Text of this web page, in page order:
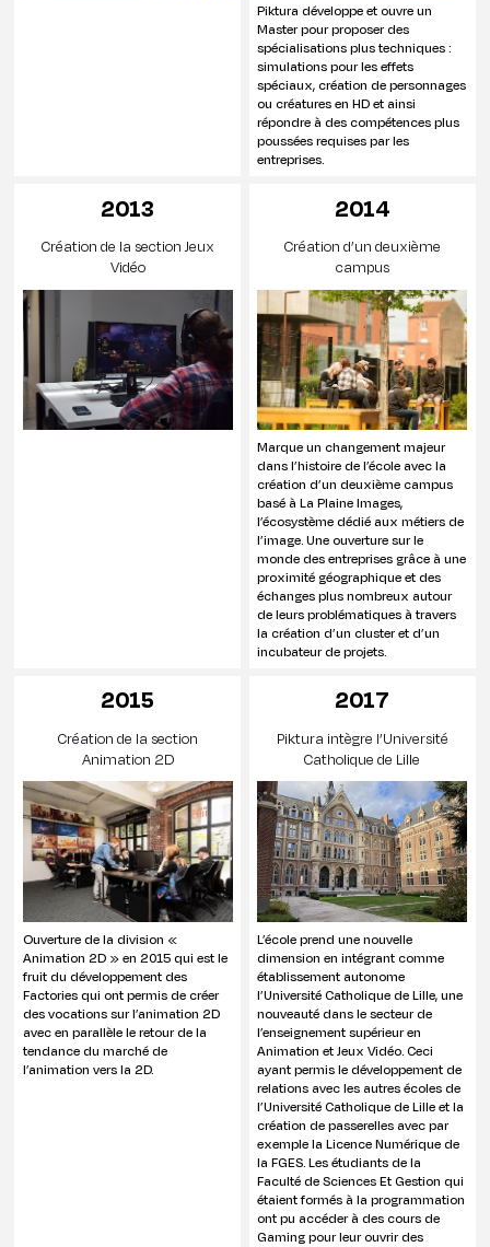
Piktura développe et ouvre un
Master pour proposer des
spécialisations plus techniques :
simulations pour les effets
spéciaux, création de personnages
ou créatures en HD et ainsi
répondre à des compétences plus
poussées requises par les
entreprises.
2013
Création de la section Jeux
Vidéo
2014
Création d’un deuxième
campus
Marque un changement majeur
dans l’histoire de l’école avec la
création d’un deuxième campus
basé à La Plaine Images,
l’écosystème dédié aux métiers de
l’image. Une ouverture sur le
monde des entreprises grâce à une
proximité géographique et des
échanges plus nombreux autour
de leurs problématiques à travers
la création d’un cluster et d’un
incubateur de projets.
2015
Création de la section
Animation 2D
Ouverture de la division «
Animation 2D » en 2015 qui est le
fruit du développement des
Factories qui ont permis de créer
des vocations sur l’animation 2D
avec en parallèle le retour de la
tendance du marché de
l’animation vers la 2D.
2017
Piktura intègre l’Université
Catholique de Lille
L’école prend une nouvelle
dimension en intégrant comme
établissement autonome
l’Université Catholique de Lille, une
nouveauté dans le secteur de
l’enseignement supérieur en
Animation et Jeux Vidéo. Ceci
ayant permis le développement de
relations avec les autres écoles de
l’Université Catholique de Lille et la
création de passerelles avec par
exemple la Licence Numérique de
la FGES. Les étudiants de la
Faculté de Sciences Et Gestion qui
étaient formés à la programmation
ont pu accéder à des cours de
Gaming pour leur ouvrir des